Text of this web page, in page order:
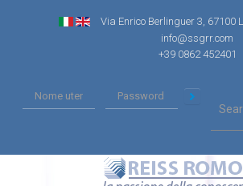
Via Enrico Berlinguer 3, 67100
info@ssgrr.com
+39 0862 452401